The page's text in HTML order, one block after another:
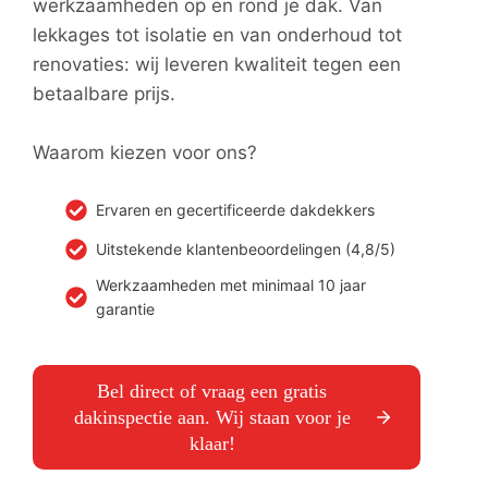
werkzaamheden op en rond je dak. Van
lekkages tot isolatie en van onderhoud tot
renovaties: wij leveren kwaliteit tegen een
betaalbare prijs.
Waarom kiezen voor ons?
Ervaren en gecertificeerde dakdekkers
Uitstekende klantenbeoordelingen (4,8/5)
Werkzaamheden met minimaal 10 jaar
garantie
Bel direct of vraag een gratis
dakinspectie aan. Wij staan voor je
klaar!